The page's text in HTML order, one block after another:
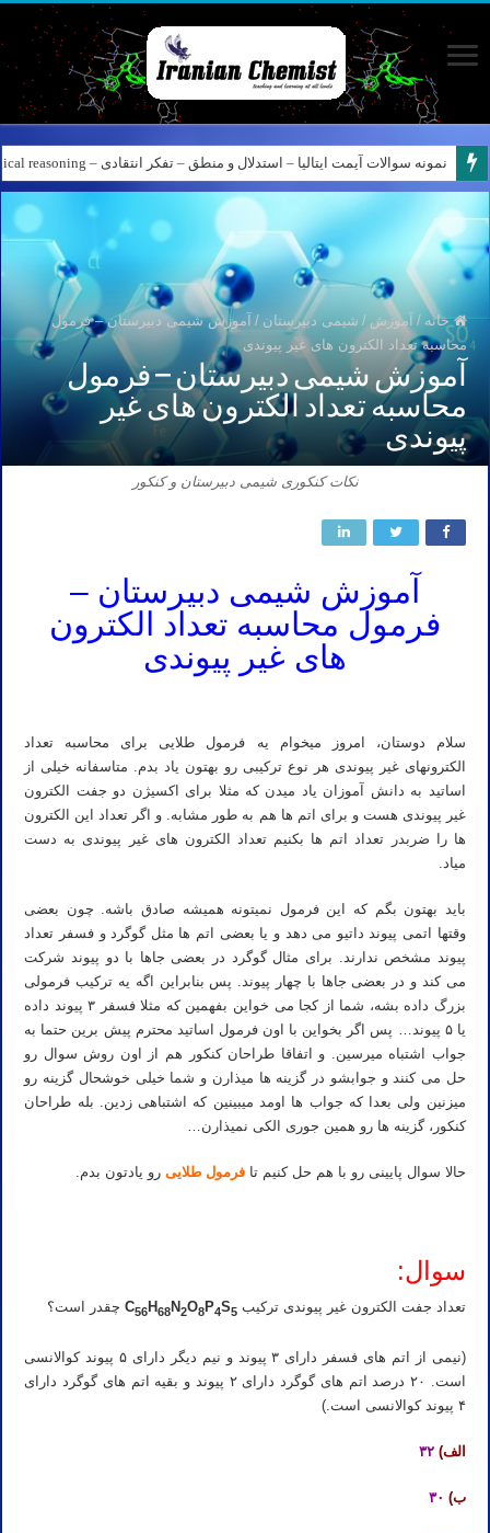
نمونه سوالات آیمت ایتالیا – استدلال و منطق – تفکر انتقادی – Logical reasoning – پارت ۸
کانال آیمت ایتالیا در نرم افزار بله – کانال شیمی آیمت استاد نباتی
خانه / آموزش / شیمی دبیرستان / آموزش شیمی دبیرستان – فرمول
محاسبه تعداد الکترون های غیر پیوندی
آموزش شیمی دبیرستان – فرمول
محاسبه تعداد الکترون های غیر
پیوندی
نکات کنکوری شیمی دبیرستان و کنکور
آموزش شیمی دبیرستان –
فرمول محاسبه تعداد الکترون
های غیر پیوندی
سلام دوستان، امروز میخوام یه فرمول طلایی برای محاسبه تعداد
الکترونهای غیر پیوندی هر نوع ترکیبی رو بهتون یاد بدم. متاسفانه خیلی از
اساتید به دانش آموزان یاد میدن که مثلا برای اکسیژن دو جفت الکترون
غیر پیوندی هست و برای اتم ها هم به طور مشابه. و اگر تعداد این الکترون
ها را ضربدر تعداد اتم ها بکنیم تعداد الکترون های غیر پیوندی به دست
میاد.
باید بهتون بگم که این فرمول نمیتونه همیشه صادق باشه. چون بعضی
وقتها اتمی پیوند داتیو می دهد و یا بعضی اتم ها مثل گوگرد و فسفر تعداد
پیوند مشخص ندارند. برای مثال گوگرد در بعضی جاها با دو پیوند شرکت
می کند و در بعضی جاها با چهار پیوند. پس بنابراین اگه یه ترکیب فرمولی
بزرگ داده بشه، شما از کجا می خواین بفهمین که مثلا فسفر ۳ پیوند داده
یا ۵ پیوند… پس اگر بخواین با اون فرمول اساتید محترم پیش برین حتما به
جواب اشتباه میرسین. و اتفاقا طراحان کنکور هم از اون روش سوال رو
حل می کنند و جوابشو در گزینه ها میذارن و شما خیلی خوشحال گزینه رو
میزنین ولی بعدا که جواب ها اومد میبینین که اشتباهی زدین. بله طراحان
کنکور، گزینه ها رو همین جوری الکی نمیذارن…
حالا سوال پایینی رو با هم حل کنیم تافرمول طلایی رو یادتون بدم.
سوال:
تعداد جفت الکترون غیر پیوندی ترکیب C56H68N2O8P4S5 چقدر است؟
(نیمی از اتم های فسفر دارای ۳ پیوند و نیم دیگر دارای ۵ پیوند کوالانسی
است. ۲۰ درصد اتم های گوگرد دارای ۲ پیوند و بقیه اتم های گوگرد دارای
۴ پیوند کوالانسی است.)
الف) ۳۲
ب)